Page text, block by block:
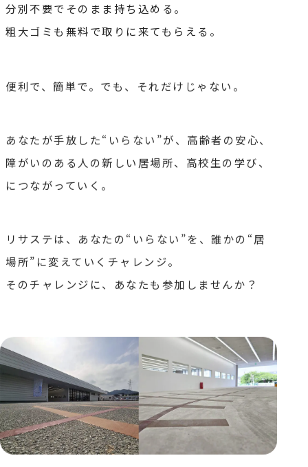
分別不要でそのまま持ち込める。
粗大ゴミも無料で取りに来てもらえる。
便利で、簡単で。でも、それだけじゃない。
あなたが手放した“いらない”が、 高齢者の安心、
障がいのある人の新しい居場所、 高校生の学び、
につながっていく。
リサステは、あなたの“いらない”を、誰かの“居
場所”に変えていくチャレンジ。
そのチャレンジに、あなたも参加しませんか？